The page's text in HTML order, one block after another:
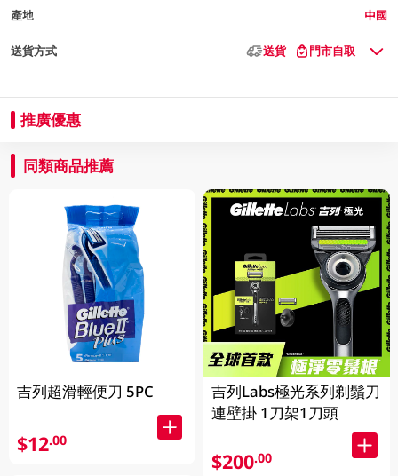
產地 中國
送貨方式 送貨 門市自取
推廣優惠
同類商品推薦
吉列超滑輕便刀 5PC
$12.00
吉列Labs極光系列剃鬚刀
連壁掛 1刀架1刀頭
$200.00